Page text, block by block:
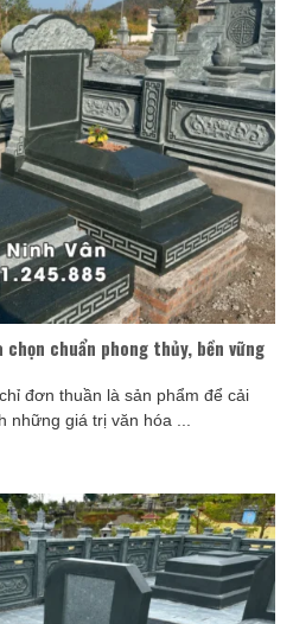
chọn chuẩn phong thủy, bền vững
đơn thuần là sản phẩm để cải
những giá trị văn hóa ...